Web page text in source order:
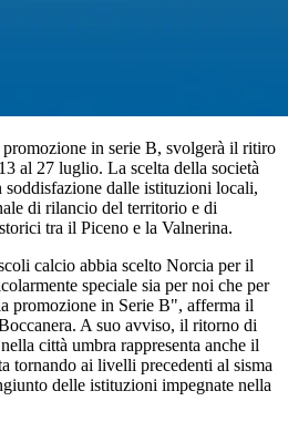
in serie B, svolgerà il ritiro
al 27 luglio. La scelta della società
soddisfazione dalle istituzioni locali,
di rilancio del territorio e di
tra il Piceno e la Valnerina.
calcio abbia scelto Norcia per il
speciale sia per noi che per
promozione in Serie B", afferma il
A suo avviso, il ritorno di
città umbra rappresenta anche il
tornando ai livelli precedenti al sisma
delle istituzioni impegnate nella